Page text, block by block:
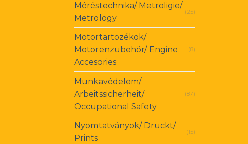
Méréstechnika/ Metroligie/
Metrology
(25)
Motortartozékok/
Motorenzubehör/ Engine
Accesories
(8)
Munkavédelem/
Arbeitssicherheit/
Occupational Safety
(87)
Nyomtatványok/ Druckt/
Prints
(15)